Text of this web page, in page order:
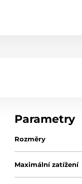
Parametry
Rozměry
Maximální zatížení